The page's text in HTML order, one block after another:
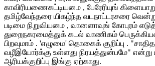
காவிரியணைகட்டியமை , பேரேரியுங்
தமிழ்வேந்தரை யிகழ்ந்த வடநாட்டரசரை
படிமை நிறுவியமை , வானளாவுங் கோபுரம்
துறைநகரமைத்துக் கடல் வாணிகம்
பிறவுமாம் . 'எழுமை' தொகைக் குறிப்பு .
வழீஇயோர்க்கு உள்ளது நிரயத்துன்பமே" என்று
ஆரியக்குறிப்பு இங்கு ஏற்காது.